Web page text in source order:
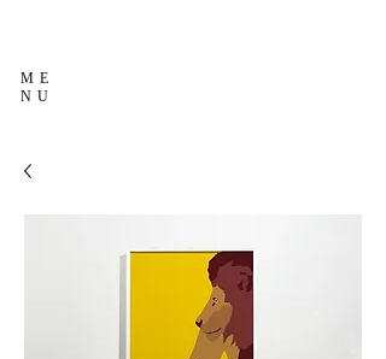
ME
NU